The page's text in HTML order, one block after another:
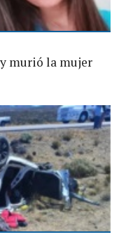
y murió la mujer